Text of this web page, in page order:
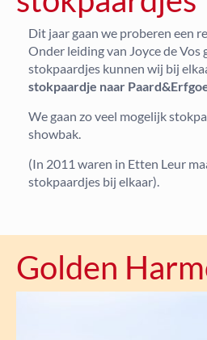
Dit jaar gaan we proberen een
Onder leiding van Joyce de Vos
stokpaardjes kunnen wij bij
stokpaardje naar
We gaan zo veel mogelijk
showbak.
(In 2011 waren in Etten Leur
stokpaardjes bij elkaar).
Golden